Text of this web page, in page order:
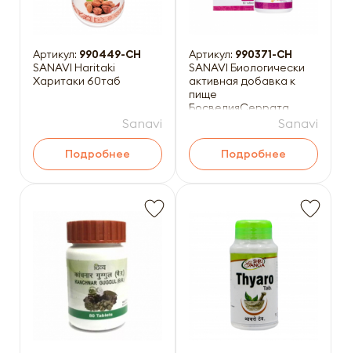
Артикул: 990449-CH
SANAVI Haritaki
Харитаки 60таб
Sanavi
Подробнее
Артикул: 990371-CH
SANAVI Биологически
активная добавка к
пище
БосвелияСеррата
Sanavi
Подробнее